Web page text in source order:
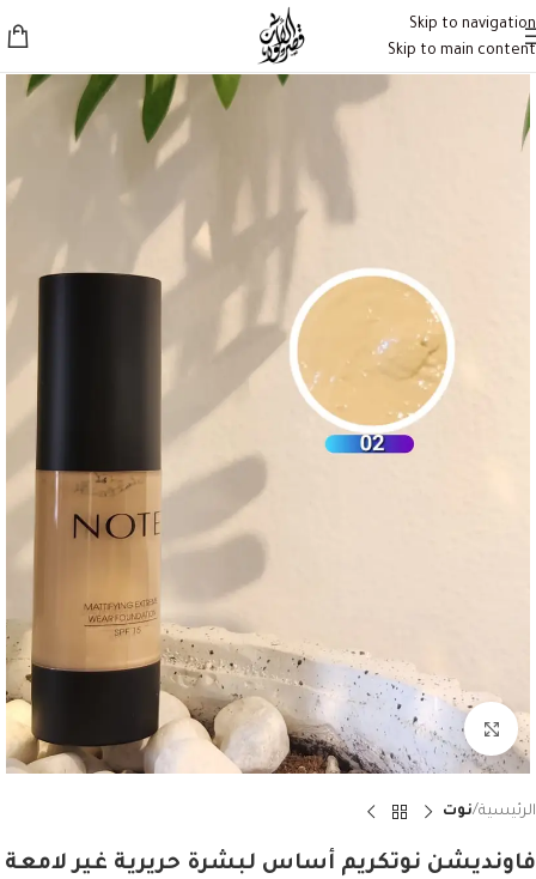
Skip to navigation
Skip to main content
Click to enlarge
الرئيسية نوت
فاونديشن نوتكريم أساس لبشرة حريرية غير لامعة